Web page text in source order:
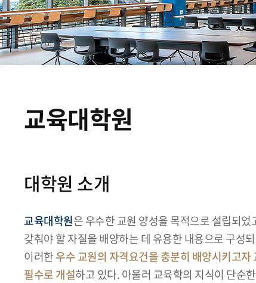
교육대학원
대학원 소개
교육대학원은 우수한 교원 양성을 목적으로 설립되
갖춰야 할 자질을 배양하는 데 유용한 내용으로 구성
이러한우수 교원의 자격요건을 충분히 배양시키고
필수로 개설하고 있다. 아울러 교육학의 지식이 단순